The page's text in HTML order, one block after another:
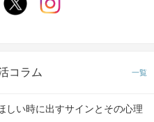
コラム 一覧
しい時に出すサインとその心理